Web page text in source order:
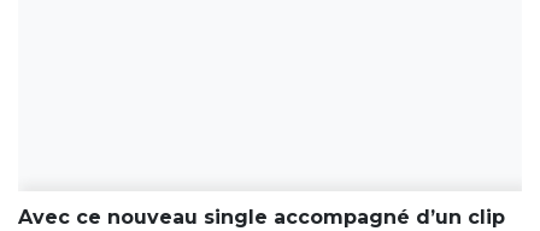
Avec ce nouveau single accompagné d’un clip